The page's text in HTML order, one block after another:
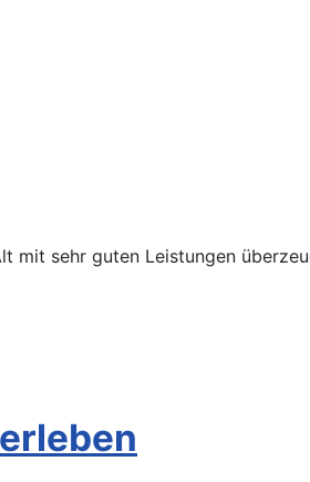
mit sehr guten Leistungen